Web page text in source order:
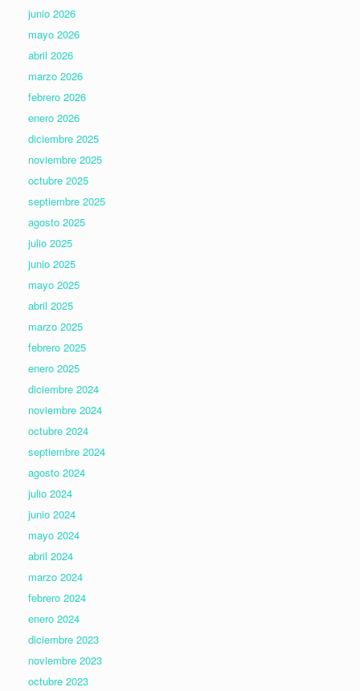
junio 2026
mayo 2026
abril 2026
marzo 2026
febrero 2026
enero 2026
diciembre 2025
noviembre 2025
octubre 2025
septiembre 2025
agosto 2025
julio 2025
junio 2025
mayo 2025
abril 2025
marzo 2025
febrero 2025
enero 2025
diciembre 2024
noviembre 2024
octubre 2024
septiembre 2024
agosto 2024
julio 2024
junio 2024
mayo 2024
abril 2024
marzo 2024
febrero 2024
enero 2024
diciembre 2023
noviembre 2023
octubre 2023